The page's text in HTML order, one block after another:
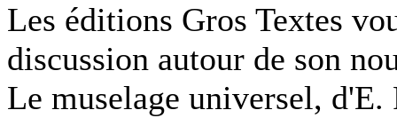
Les éditions Gros Textes
discussion autour de son
Le muselage universel,